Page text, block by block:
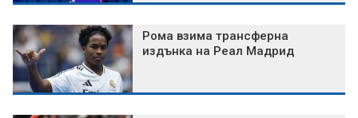
Рома взима трансферна
издънка на Реал Мадрид